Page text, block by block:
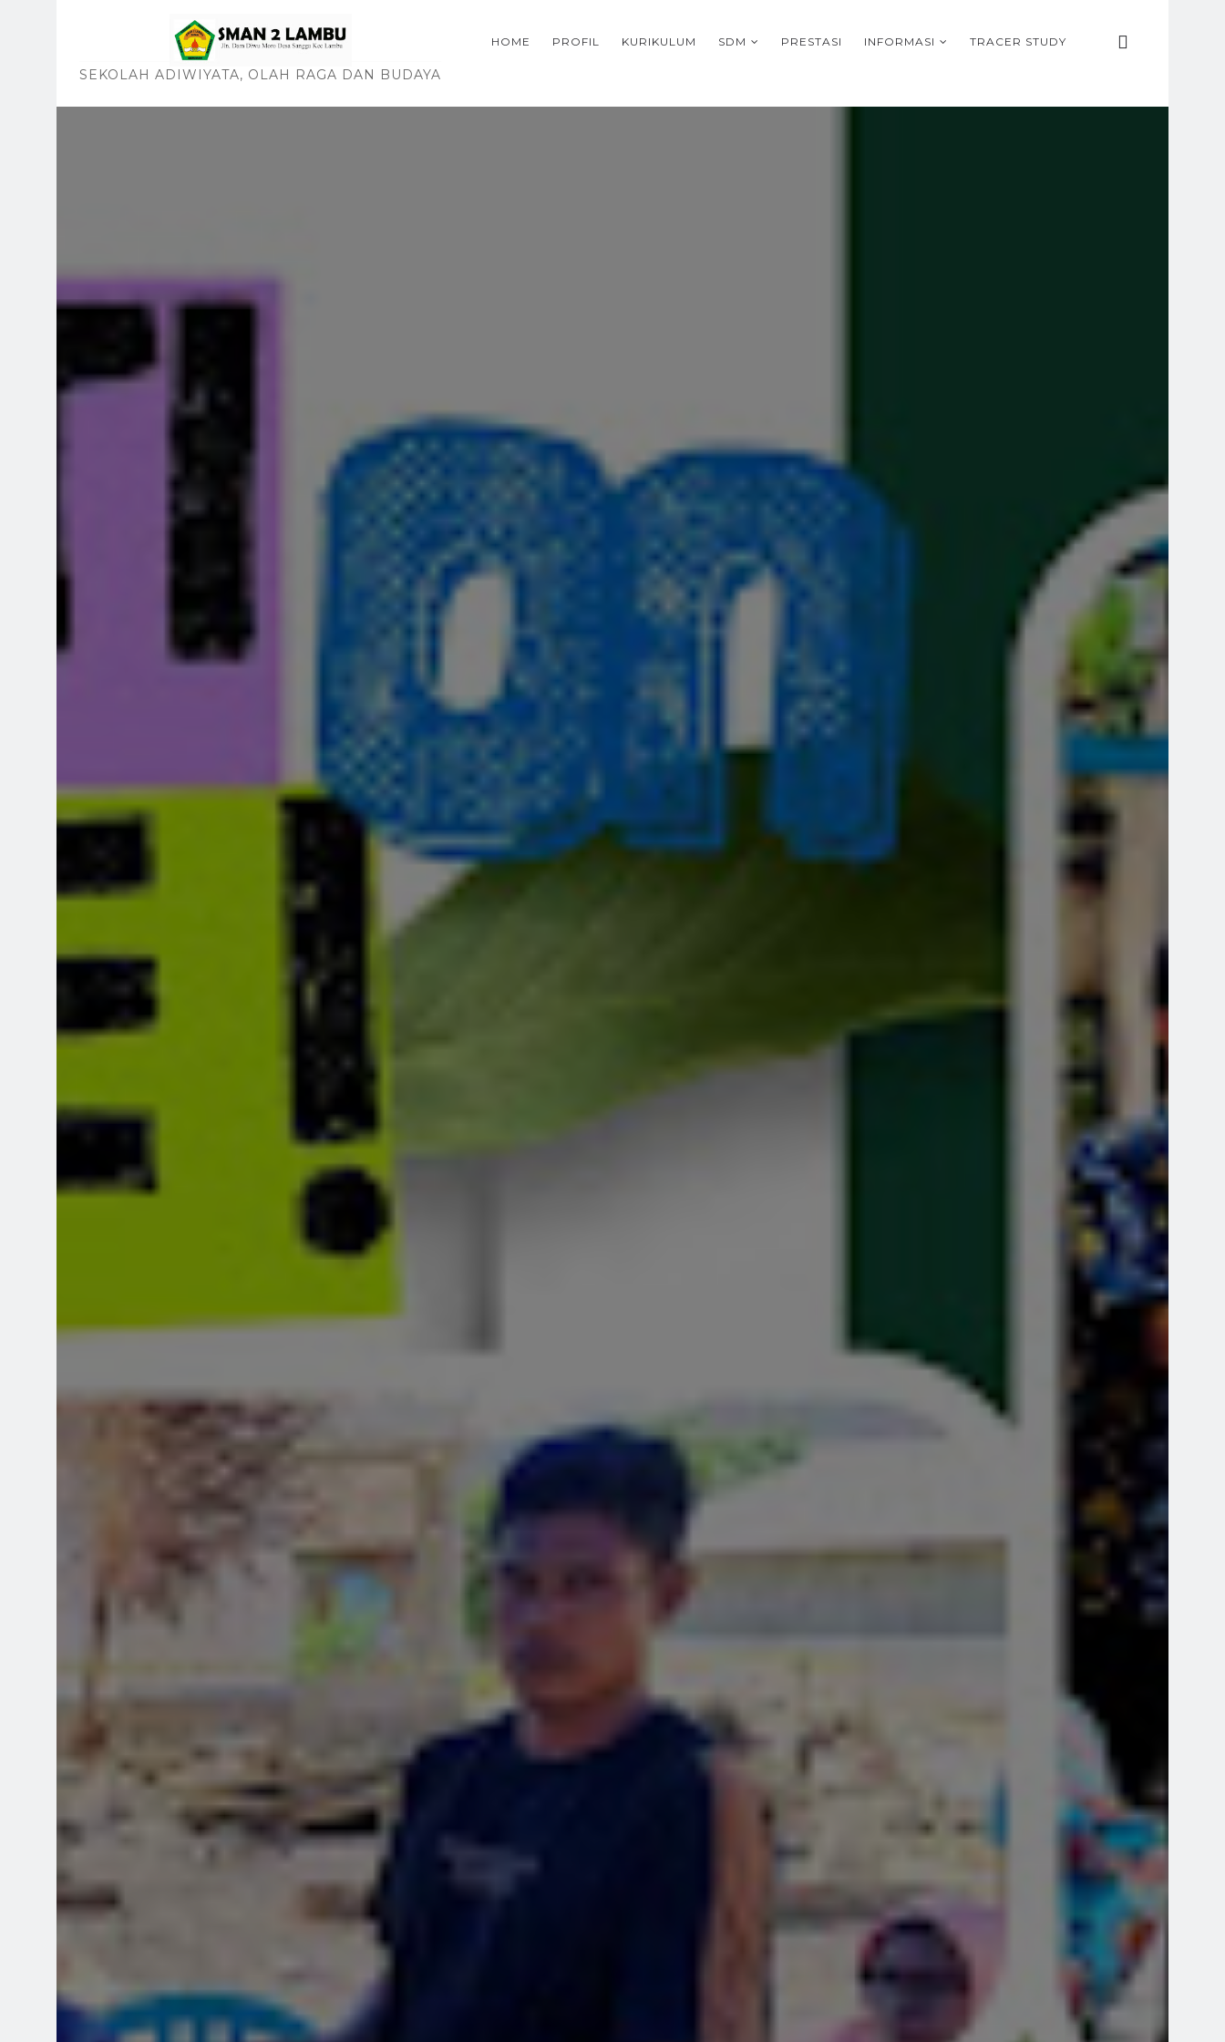
SEKOLAH ADIWIYATA, OLAH RAGA DAN BUDAYA
HOME PROFIL KURIKULUM SDM PRESTASI INFORMASI TRACER STUDY